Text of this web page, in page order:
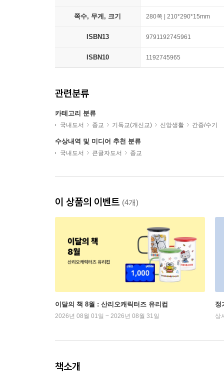
쪽수, 무게, 크기 280쪽 | 210*290*15mm
ISBN13 9791192745961
ISBN10 1192745965
관련분류
카테고리 분류
국내도서 종교 기독교(개신교) 신앙생활 간증/수기
수상내역 및 미디어 추천 분류
국내도서 큰글자도서 종교
이 상품의 이벤트 (4개)
이달의 책 8월 : 산리오캐릭터즈 유리컵
2026년 08월 01일 ~ 2026년 08월 31일
정
상
책소개